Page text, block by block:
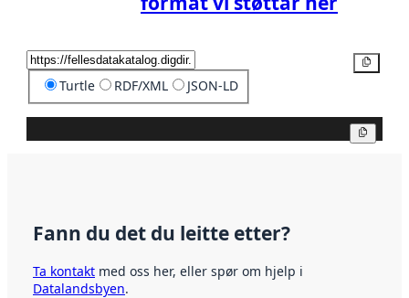
Turtle RDF/XML JSON-LD
Fann du det du leitte etter?
Ta kontakt med oss her, eller spør om hjelp i
Datalandsbyen.